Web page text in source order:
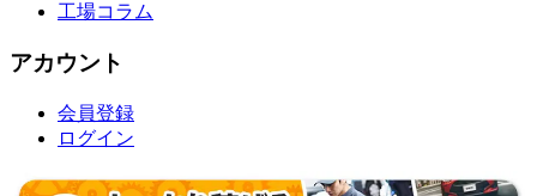
工場コラム
アカウント
会員登録
ログイン